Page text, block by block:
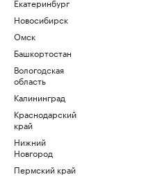
Новосибирск
Омск
Башкортостан
Вологодская
область
Калининград
Краснодарский
край
Нижний
Новгород
Пермский край